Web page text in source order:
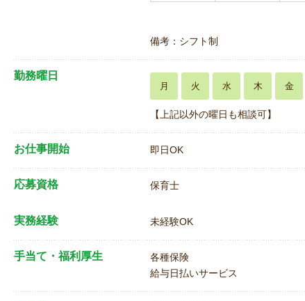
備考：シフト制
勤務曜日
月 火 水 木 金
【上記以外の曜日も相談可】
お仕事開始 即日OK
応募資格 保育士
実務経験 未経験OK
手当て・福利厚生
各種保険
給与日払いサービス